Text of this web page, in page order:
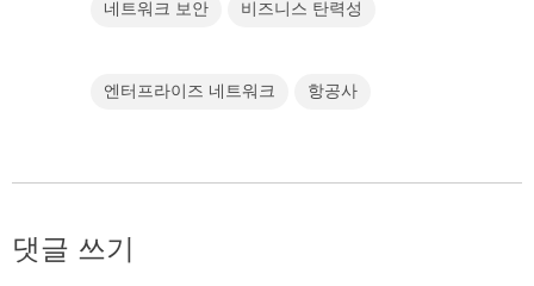
네트워크 보안 비즈니스 탄력성
엔터프라이즈 네트워크 항공사
댓글 쓰기